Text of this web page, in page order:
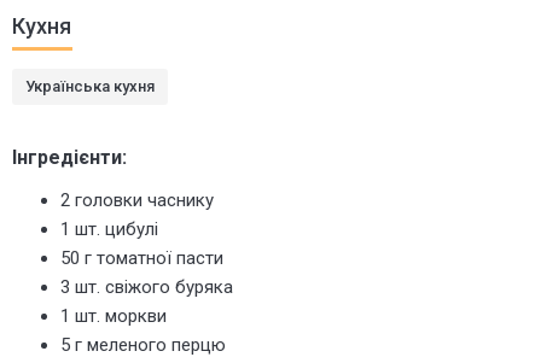
Кухня
Українська кухня
Інгредієнти:
2 головки часнику
1 шт. цибулі
50 г томатної пасти
3 шт. свіжого буряка
1 шт. моркви
5 г меленого перцю